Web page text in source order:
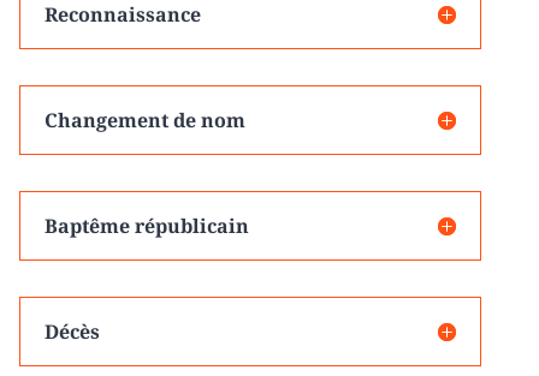
Reconnaissance
Changement de nom
Baptême républicain
Décès